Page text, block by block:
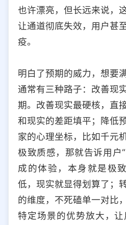
也许漂亮，但长远来说，
让通道彻底失效，用户甚
疫。
明白了预期的威力，想要
通常有三种路子：改善现
期。改善现实最硬核，直
和现实的差距填平；降低
家的心理坐标，比如千元
极致质感，那就告诉用户
成的体验，本身就是极
低，现实就显得划算了；
的维度，不死磕单一对比
特定场景的优势放大，